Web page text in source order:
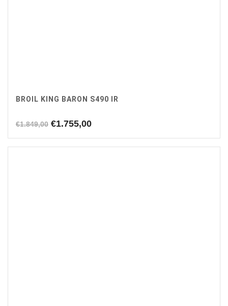
BROIL KING BARON S490 IR
€1.849,00 Oorspronkelijke
was:
€1.755,00Huidige
is: